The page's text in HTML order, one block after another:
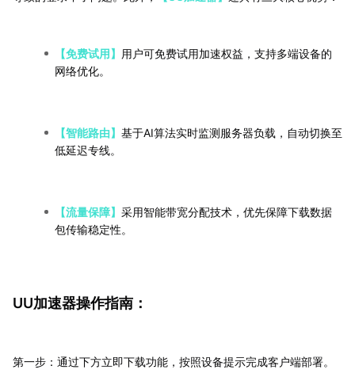
【免费试用】
用户可免费试用加速权益，支持多端设备的
网络优化。
【智能路由】 基于AI算法实时监测服务器负载，自动切换至
低延迟专线。
【流量保障】 采用智能带宽分配技术，优先保障下载数据
包传输稳定性。
UU加速器操作指南：
第一步：通过下方立即下载功能，按照设备提示完成客户端部署。